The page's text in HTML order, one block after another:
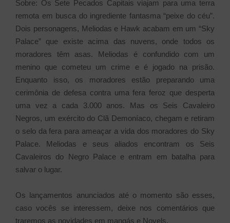
Sobre: Os Sete Pecados Capitais viajam para uma terra
remota em busca do ingrediente fantasma “peixe do céu”.
Dois personagens, Meliodas e Hawk acabam em um “Sky
Palace” que existe acima das nuvens, onde todos os
moradores têm asas. Meliodas é confundido com um
menino que cometeu um crime e é jogado na prisão.
Enquanto isso, os moradores estão preparando uma
cerimônia de defesa contra uma fera feroz que desperta
uma vez a cada 3.000 anos. Mas os Seis Cavaleiro
Negros, um exército do Clã Demoníaco, chegam e retiram
o selo da fera para ameaçar a vida dos moradores do Sky
Palace. Meliodas e seus aliados encontram os Seis
Cavaleiros do Negro Palace e entram em batalha para
salvar o lugar.
Os lançamentos anunciados até o momento são esses,
caso vocês se interessem, deixe nos comentários que
traremos as novidades em mangás e Novels.